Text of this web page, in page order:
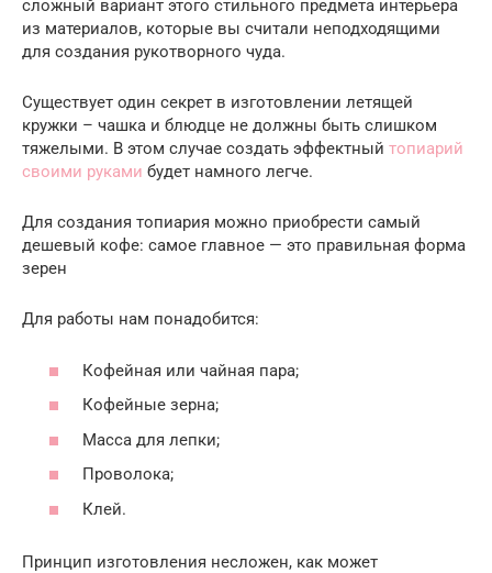
сложный вариант этого стильного предмета интерьера
из материалов, которые вы считали неподходящими
для создания рукотворного чуда.
Существует один секрет в изготовлении летящей
кружки – чашка и блюдце не должны быть слишком
тяжелыми. В этом случае создать эффектный топиарий
своими руками будет намного легче.
Для создания топиария можно приобрести самый
дешевый кофе: самое главное — это правильная форма
зерен
Для работы нам понадобится:
Кофейная или чайная пара;
Кофейные зерна;
Масса для лепки;
Проволока;
Клей.
Принцип изготовления несложен, как может